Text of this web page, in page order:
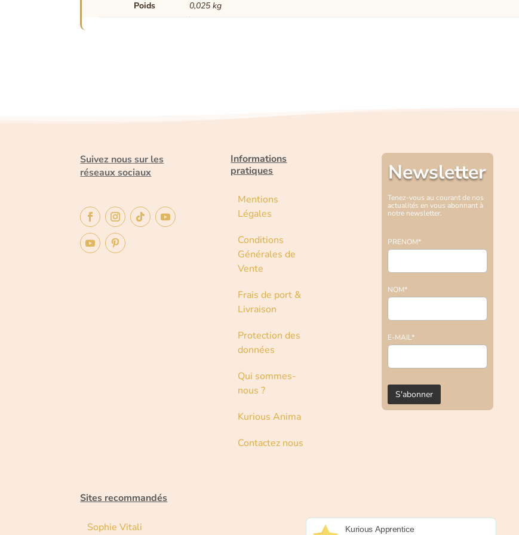
Poids 0,025 kg
Suivez nous sur les
réseaux sociaux
Informations
pratiques
Mentions
Légales
Conditions
Générales de
Vente
Frais de port &
Livraison
Protection des
données
Qui sommes-
nous ?
Kurious Anima
Contactez nous
Newsletter
Tenez-vous au courant de nos
actualités en vous abonnant à
notre newsletter.
PRENOM*
NOM*
E-MAIL*
Sites recommandés
Sophie Vitali Kurious Apprentice